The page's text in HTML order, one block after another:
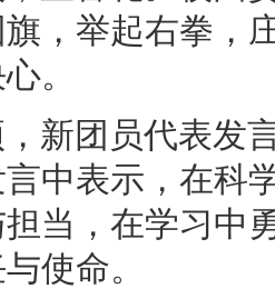
，举起右拳，
。
新团员代表发
中表示，在科
当，在学习中
使命。